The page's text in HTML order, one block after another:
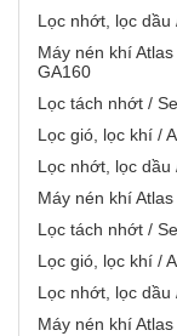
Lọc nhớt, lọc dầu
Máy nén khí
GA160
Lọc tách nhớt /
Lọc gió, lọc khí /
Lọc nhớt, lọc dầu
Máy nén khí
Lọc tách nhớt /
Lọc gió, lọc khí /
Lọc nhớt, lọc dầu
Máy nén khí